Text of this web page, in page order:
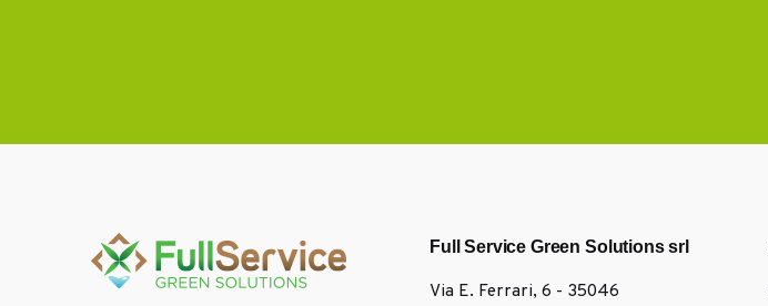
Full Service Green Solutions srl
Via E. Ferrari, 6 - 35046